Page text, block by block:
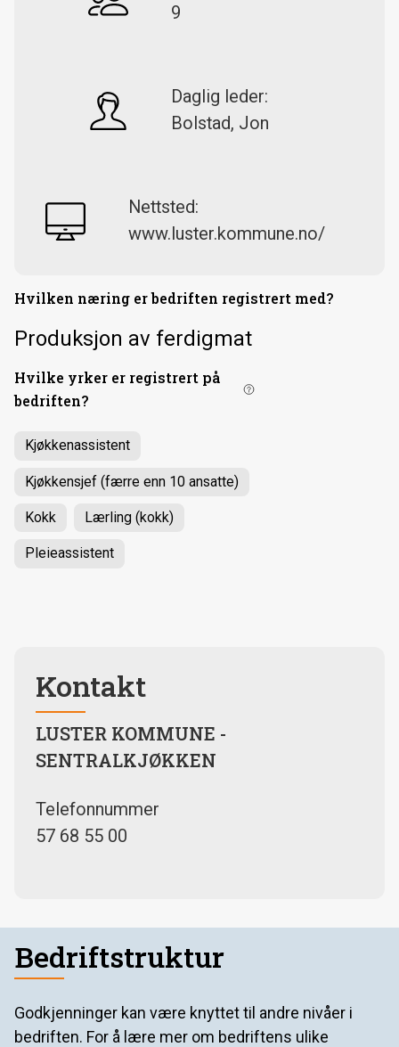
9
Daglig leder:
Bolstad, Jon
Nettsted:
www.luster.kommune.no/
Hvilken næring er bedriften registrert med?
Produksjon av ferdigmat
Hvilke yrker er registrert på
bedriften?
Kjøkkenassistent
Kjøkkensjef (færre enn 10 ansatte)
Kokk Lærling (kokk)
Pleieassistent
Kontakt
LUSTER KOMMUNE -
SENTRALKJØKKEN
Telefonnummer
57 68 55 00
Bedriftstruktur
Godkjenninger kan være knyttet til andre nivåer i
bedriften. For å lære mer om bedriftens ulike